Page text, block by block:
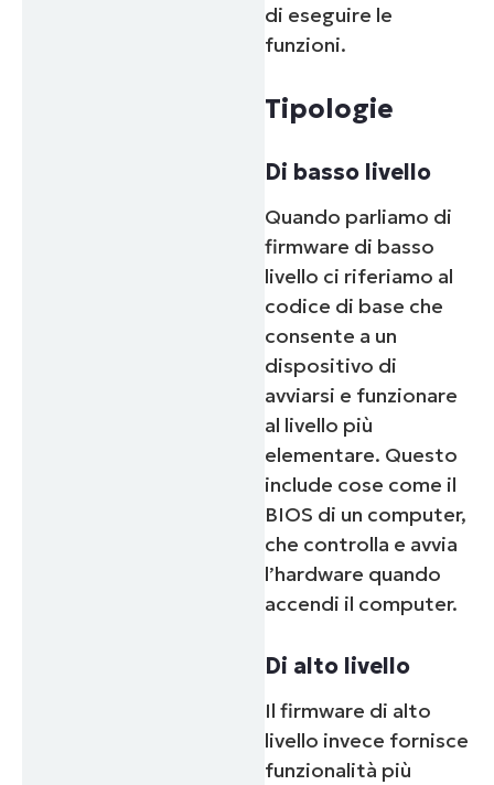
di eseguire le
funzioni.
Tipologie
Di basso livello
Quando parliamo di
firmware di basso
livello ci riferiamo al
codice di base che
consente a un
dispositivo di
avviarsi e funzionare
al livello più
elementare. Questo
include cose come il
BIOS di un computer,
che controlla e avvia
l’hardware quando
accendi il computer.
Di alto livello
Il firmware di alto
livello invece fornisce
funzionalità più